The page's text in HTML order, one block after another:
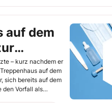
auf dem
oder
– kurz nachdem er
auf dem
sich bereits auf dem
den Vorfall als